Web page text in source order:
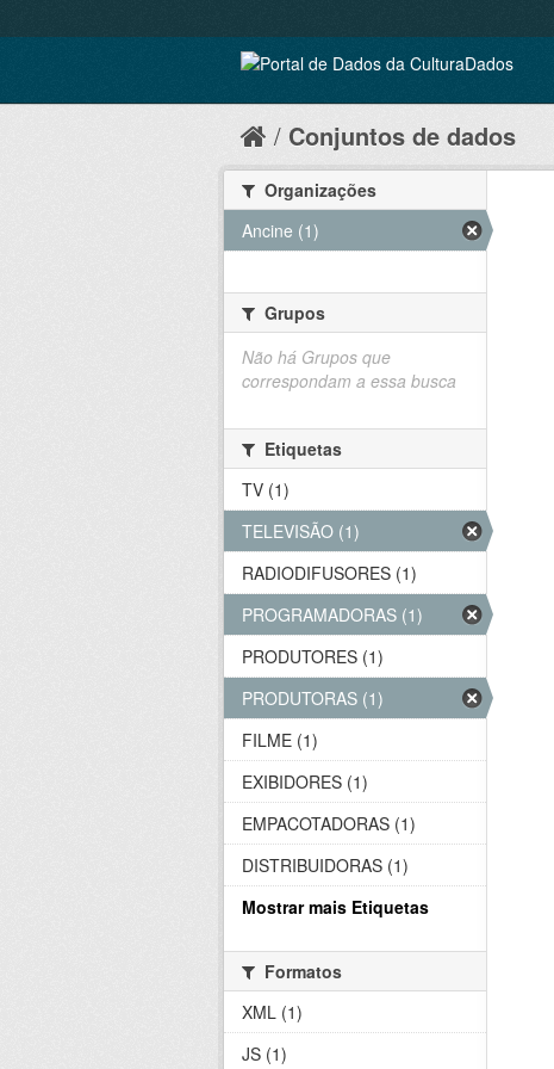
Conjuntos de dados
Organizações
Ancine (1)
Grupos
Não há Grupos que
correspondam a essa busca
Etiquetas
TV (1)
TELEVISÃO (1)
RADIODIFUSORES (1)
PROGRAMADORAS (1)
PRODUTORES (1)
PRODUTORAS (1)
FILME (1)
EXIBIDORES (1)
EMPACOTADORAS (1)
DISTRIBUIDORAS (1)
Mostrar mais Etiquetas
Formatos
XML (1)
JS (1)